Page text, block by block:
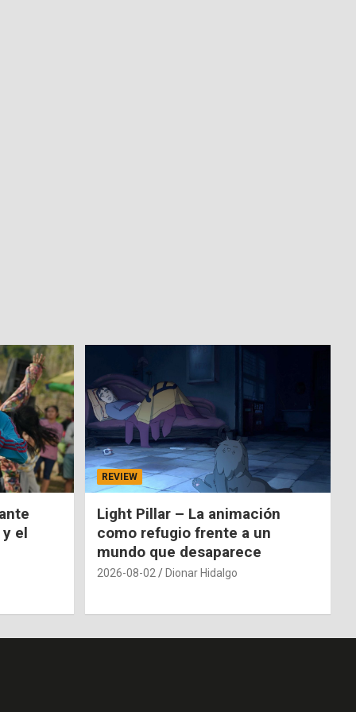
el
REVIEW
Light Pillar – La animación
como refugio frente a un
mundo que desaparece
2026-08-02 Dionar Hidalgo